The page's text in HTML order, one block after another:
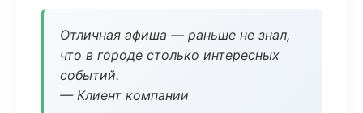
Отличная афиша — раньше не знал,
что в городе столько интересных
событий.
— Клиент компании